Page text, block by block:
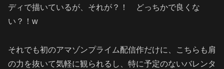
ディで描いているが、それが？！ どっちかで良くな
い？！w
それでも初のアマゾンプライム配信作だけに、こちらも肩
の力を抜いて気軽に観られるし、特に予定のないバレンタ